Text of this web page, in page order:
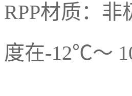
RPP材质：
度在-12℃～